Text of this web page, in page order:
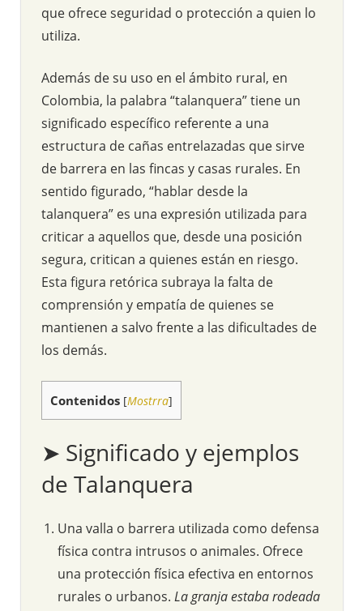
que ofrece seguridad o protección a quien lo
utiliza.
Además de su uso en el ámbito rural, en
Colombia, la palabra “talanquera” tiene un
significado específico referente a una
estructura de cañas entrelazadas que sirve
de barrera en las fincas y casas rurales. En
sentido figurado, “hablar desde la
talanquera” es una expresión utilizada para
criticar a aquellos que, desde una posición
segura, critican a quienes están en riesgo.
Esta figura retórica subraya la falta de
comprensión y empatía de quienes se
mantienen a salvo frente a las dificultades de
los demás.
Contenidos [Mostrra]
➤ Significado y ejemplos
de Talanquera
Una valla o barrera utilizada como defensa
física contra intrusos o animales. Ofrece
una protección física efectiva en entornos
rurales o urbanos. La granja estaba rodeada